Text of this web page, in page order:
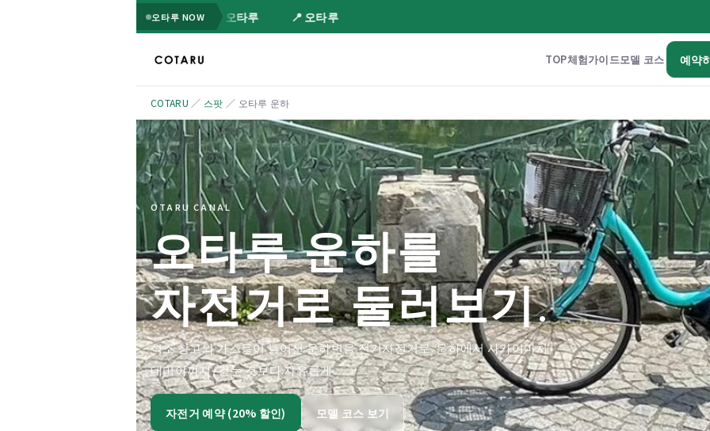
오타루 NOW 📍 오타루 📍 오타루
TOP체험가이드모델 코스 예약
COTARU ／ 스팟 ／ 오타루 운하
OTARU CANAL
오타루 운하를
자전거로 둘러보기.
석조 창고와 가스등이 늘어선 운하변을 전기자전거로. 운하에서 사카이마치·
데미야까지, 걷는 것보다 자유롭게.
자전거 예약 (20% 할인) 모델 코스 보기